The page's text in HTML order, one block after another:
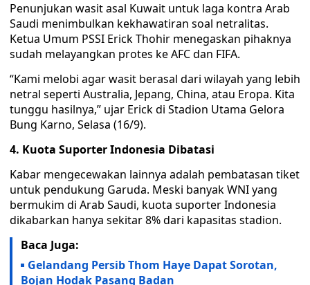
Penunjukan wasit asal Kuwait untuk laga kontra Arab
Saudi menimbulkan kekhawatiran soal netralitas.
Ketua Umum PSSI Erick Thohir menegaskan pihaknya
sudah melayangkan protes ke AFC dan FIFA.
“Kami melobi agar wasit berasal dari wilayah yang lebih
netral seperti Australia, Jepang, China, atau Eropa. Kita
tunggu hasilnya,” ujar Erick di Stadion Utama Gelora
Bung Karno, Selasa (16/9).
4. Kuota Suporter Indonesia Dibatasi
Kabar mengecewakan lainnya adalah pembatasan tiket
untuk pendukung Garuda. Meski banyak WNI yang
bermukim di Arab Saudi, kuota suporter Indonesia
dikabarkan hanya sekitar 8% dari kapasitas stadion.
Baca Juga:
Gelandang Persib Thom Haye Dapat Sorotan,
Bojan Hodak Pasang Badan